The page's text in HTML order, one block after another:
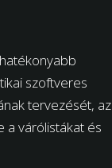
szoftveres
tervezését, az
a várólistákat és